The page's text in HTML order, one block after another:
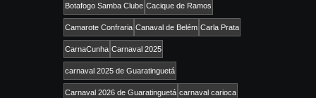
Botafogo Samba Clube Cacique de Ramos
Camarote Confraria Canaval de Belém Carla Prata
CarnaCunha Carnaval 2025
carnaval 2025 de Guaratinguetá
Carnaval 2026 de Guaratinguetá carnaval carioca